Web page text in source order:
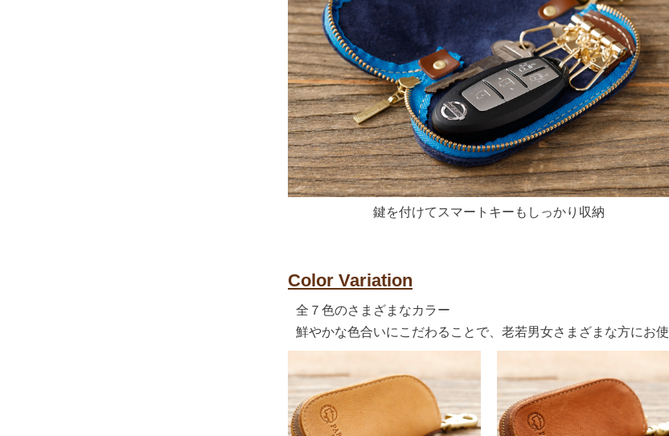
鍵を付けてスマートキーもしっかり収納
Color Variation
全７色のさまざまなカラー
鮮やかな色合いにこだわることで、老若男女さまざまな方にお使